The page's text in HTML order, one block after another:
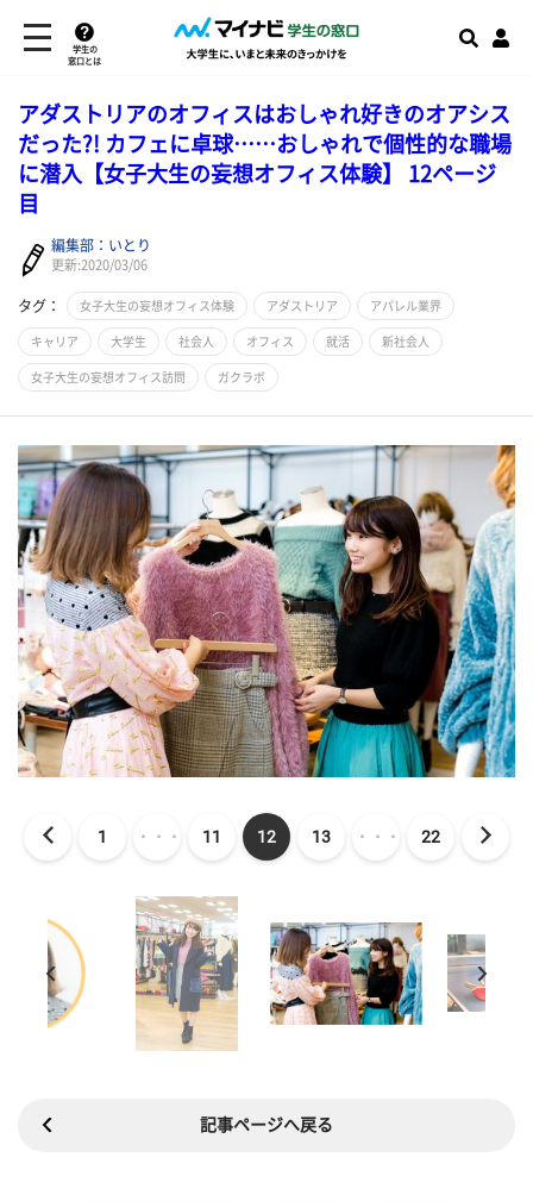
学生の
窓口とは
アダストリアのオフィスはおしゃれ好きのオアシス
だった?! カフェに卓球……おしゃれで個性的な職場
に潜入【女子大生の妄想オフィス体験】 12ページ
目
編集部：いとり
更新:2020/03/06
タグ： 女子大生の妄想オフィス体験 アダストリア アパレル業界
キャリア 大学生 社会人 オフィス 就活 新社会人
女子大生の妄想オフィス訪問 ガクラボ
1 ・・・ 11 12 13 ・・・ 22
記事ページへ戻る